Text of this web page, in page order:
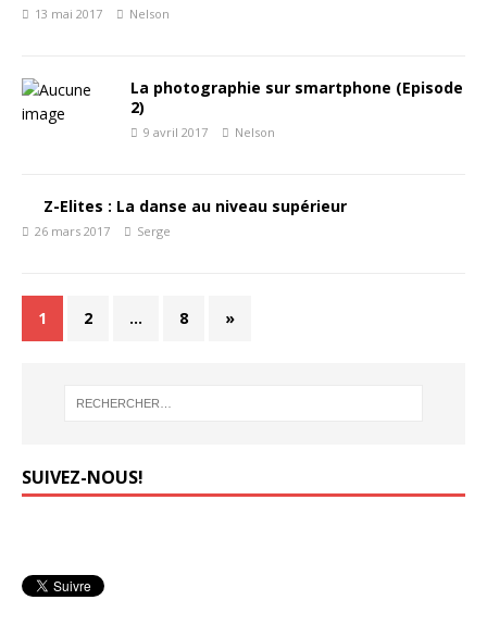
13 mai 2017 Nelson
La photographie sur smartphone (Episode
2)
9 avril 2017 Nelson
Z-Elites : La danse au niveau supérieur
26 mars 2017 Serge
1 2 … 8 »
SUIVEZ-NOUS!